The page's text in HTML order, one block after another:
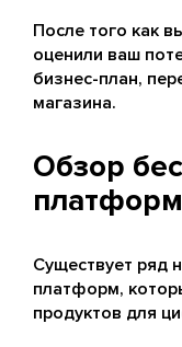
После того как
оценили ваш
бизнес-план,
магазина.
Обзор
платформ
Существует ряд
платформ,
продуктов для